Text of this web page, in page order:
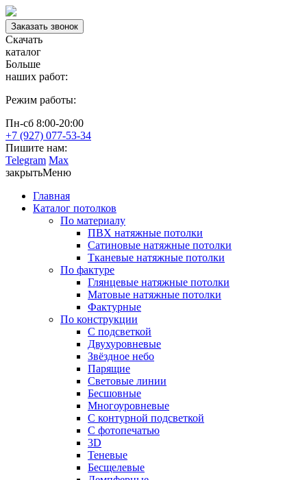
Заказать звонок
Скачать
каталог
Больше
наших работ:
Режим работы:
Пн-сб 8:00-20:00
+7 (927) 077-53-34
Пишите нам:
Telegram Max
закрытьМеню
Главная
Каталог потолков
По материалу
ПВХ натяжные потолки
Сатиновые натяжные потолки
Тканевые натяжные потолки
По фактуре
Глянцевые натяжные потолки
Матовые натяжные потолки
Фактурные
По конструкции
С подсветкой
Двухуровневые
Звёздное небо
Парящие
Световые линии
Бесшовные
Многоуровневые
С контурной подсветкой
С фотопечатью
3D
Теневые
Бесщелевые